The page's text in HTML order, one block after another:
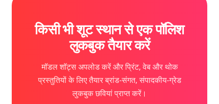
किसी भी शूट स्थान से एक पॉलिश
लुकबुक तैयार करें
मॉडल शॉट्स अपलोड करें और प्रिंट, वेब और थोक
प्रस्तुतियों के लिए तैयार ब्रांड-संगत, संपादकीय-ग्रेड
लुकबुक छवियां प्राप्त करें।